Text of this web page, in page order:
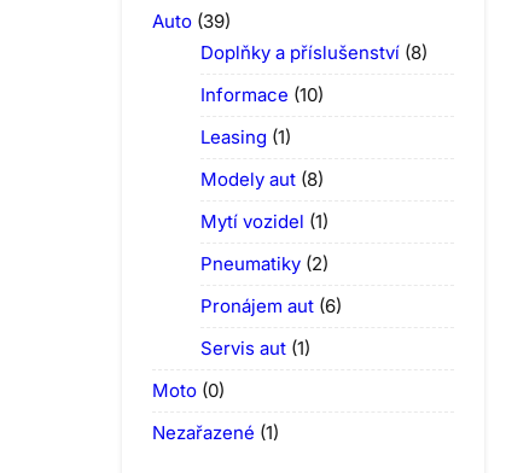
Auto (39)
Doplňky a příslušenství (8)
Informace (10)
Leasing (1)
Modely aut (8)
Mytí vozidel (1)
Pneumatiky (2)
Pronájem aut (6)
Servis aut (1)
Moto (0)
Nezařazené (1)